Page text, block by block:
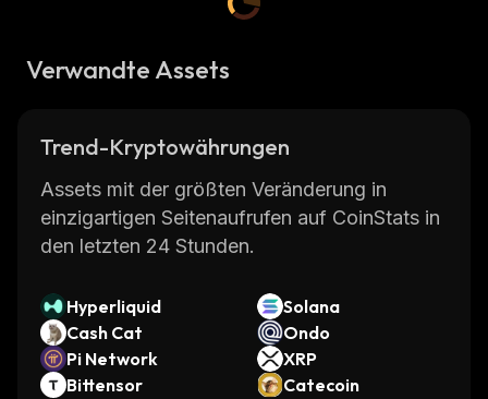
Verwandte Assets
Trend-Kryptowährungen
Assets mit der größten Veränderung in
einzigartigen Seitenaufrufen auf CoinStats in
den letzten 24 Stunden.
Hyperliquid
Solana
Cash Cat
Ondo
Pi Network
XRP
Bittensor
Catecoin